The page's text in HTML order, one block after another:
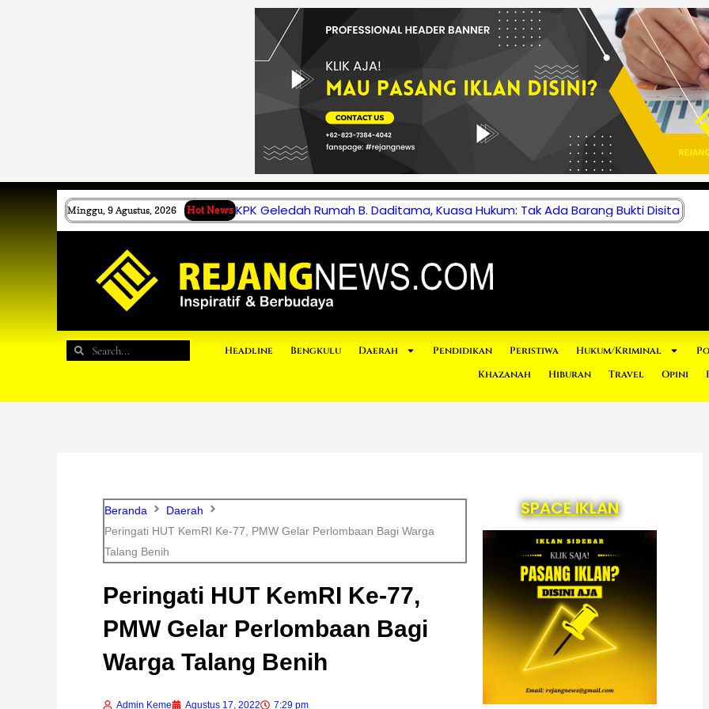
Minggu, 9 Agustus, 2026 Hot News KPK Geledah Rumah B. Daditama, Kuasa Hukum: Tak Ada Barang Bukti Disita
Search
Search Headline Bengkulu Daerah Pendidikan Peristiwa Hukum/Kriminal
Khazanah
Hiburan Travel Opini
Beranda
Daerah
Peringati HUT KemRI Ke-77, PMW Gelar Perlombaan Bagi Warga
Talang Benih
Peringati HUT KemRI Ke-77,
PMW Gelar Perlombaan Bagi
Warga Talang Benih
Admin Keme Agustus 17, 2022 7:29 pm
SPACE IKLAN